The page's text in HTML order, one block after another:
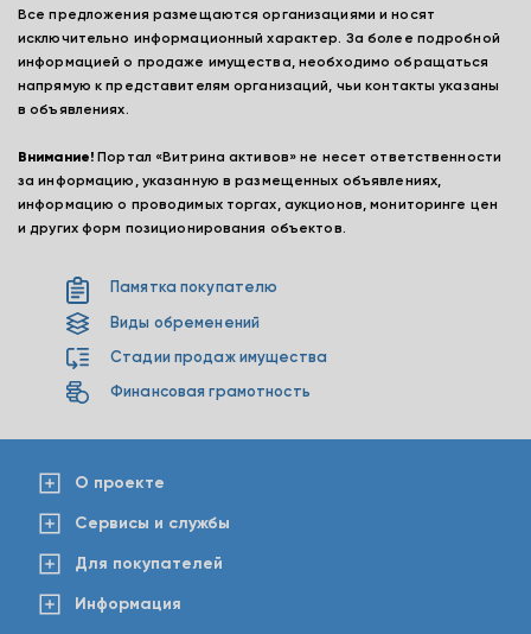
Все предложения размещаются организациями и носят
исключительно информационный характер. За более подробной
информацией о продаже имущества, необходимо обращаться
напрямую к представителям организаций, чьи контакты указаны
в объявлениях.
Внимание! Портал «Витрина активов» не несет ответственности
за информацию, указанную в размещенных объявлениях,
информацию о проводимых торгах, аукционов, мониторинге цен
и других форм позиционирования объектов.
Памятка покупателю
Виды обременений
Стадии продаж имущества
Финансовая грамотность
О проекте
Сервисы и службы
Для покупателей
Информация